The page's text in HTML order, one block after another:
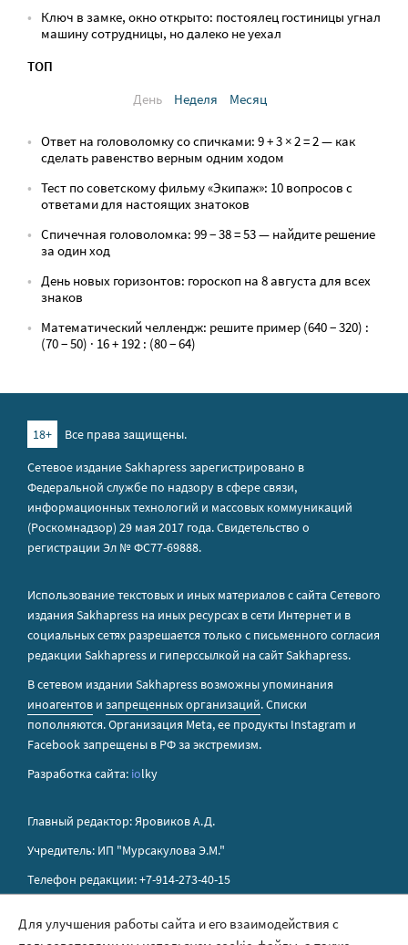
Ключ в замке, окно открыто: постоялец гостиницы угнал
машину сотрудницы, но далеко не уехал
ТОП
День
Неделя Месяц
Ответ на головоломку со спичками: 9 + 3 × 2 = 2 — как
сделать равенство верным одним ходом
Тест по советскому фильму «Экипаж»: 10 вопросов с
ответами для настоящих знатоков
Спичечная головоломка: 99 − 38 = 53 — найдите решение
за один ход
День новых горизонтов: гороскоп на 8 августа для всех
знаков
Математический челлендж: решите пример (640 − 320) :
(70 − 50) · 16 + 192 : (80 − 64)
18+
Все права защищены.
Сетевое издание Sakhapress зарегистрировано в
Федеральной службе по надзору в сфере связи,
информационных технологий и массовых коммуникаций
(Роскомнадзор) 29 мая 2017 года. Свидетельство о
регистрации Эл № ФС77-69888.
Использование текстовых и иных материалов с сайта Сетевого
издания Sakhapress на иных ресурсах в сети Интернет и в
социальных сетях разрешается только с письменного согласия
редакции Sakhapress и гиперссылкой на сайт Sakhapress.
В сетевом издании Sakhapress возможны упоминания
иноагентов и запрещенных организаций. Списки
пополняются. Организация Metа, ее продукты Instagram и
Facebook запрещены в РФ за экстремизм.
Разработка сайта: iolky
Главный редактор: Яровиков А.Д.
Учредитель: ИП "Мурсакулова Э.М."
Телефон редакции: +7-914-273-40-15
Для улучшения работы сайта и его взаимодействия с